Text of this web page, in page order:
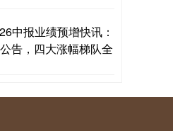
中报业绩预增快讯：
告，四大涨幅梯队全